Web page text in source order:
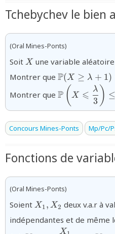
Tchebychev le bien
(Oral Mines-Ponts)
Soit {X}
X une variable
Montrer que {\mathbb{P}
(X\geq
\lambda + 1)
\leq
P(X ≥ λ + 1)
Montrer que
\leq
P ( X ⩽ 3
λ ) ≤
Concours Mines-Ponts Mp/Pc/
Fonctions de
(Oral Mines-Ponts)
Soient {X_{1},X_{2}}
X 1 , X2 deux v.a.r à
indépendantes et de même
X